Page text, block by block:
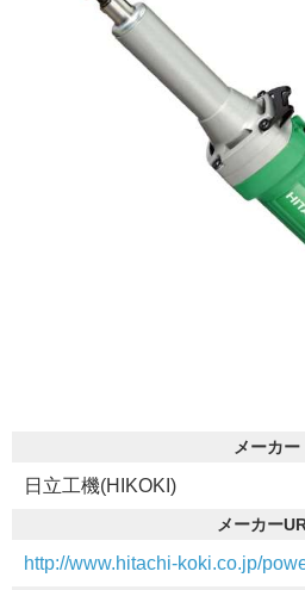
メーカー
日立工機(HIKOKI)
メーカー
http://www.hitachi-koki.co.jp/